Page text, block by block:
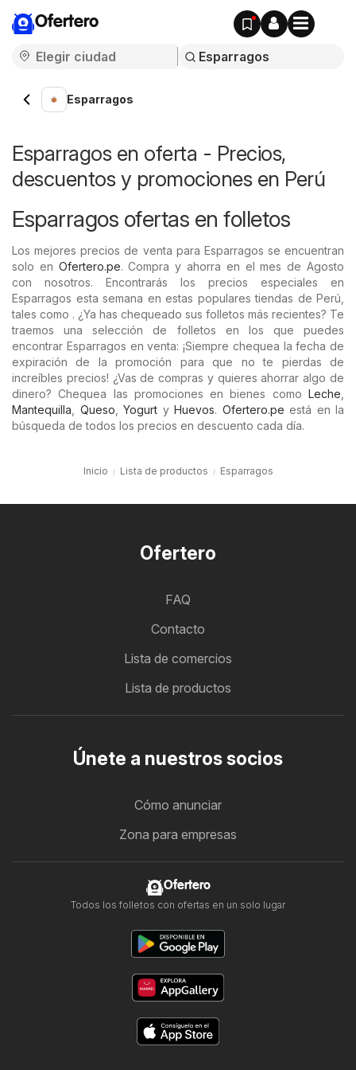
Ofertero
Esparragos
Esparragos en oferta - Precios,
descuentos y promociones en Perú
Esparragos ofertas en folletos
Los mejores precios de venta para Esparragos se encuentran
solo en Ofertero.pe. Compra y ahorra en el mes de Agosto
con nosotros. Encontrarás los precios especiales en
Esparragos esta semana en estas populares tiendas de Perú,
tales como . ¿Ya has chequeado sus folletos más recientes? Te
traemos una selección de folletos en los que puedes
encontrar Esparragos en venta: ¡Siempre chequea la fecha de
expiración de la promoción para que no te pierdas de
increíbles precios! ¿Vas de compras y quieres ahorrar algo de
dinero? Chequea las promociones en bienes como Leche
Mantequilla
Queso Yogurt y Huevos. Ofertero.pe está en la
búsqueda de todos los precios en descuento cada día.
Inicio Lista de productos Esparragos
Ofertero
FAQ
Contacto
Lista de comercios
Lista de productos
Únete a nuestros socios
Cómo anunciar
Zona para empresas
Ofertero
Todos los folletos con ofertas en un solo lugar